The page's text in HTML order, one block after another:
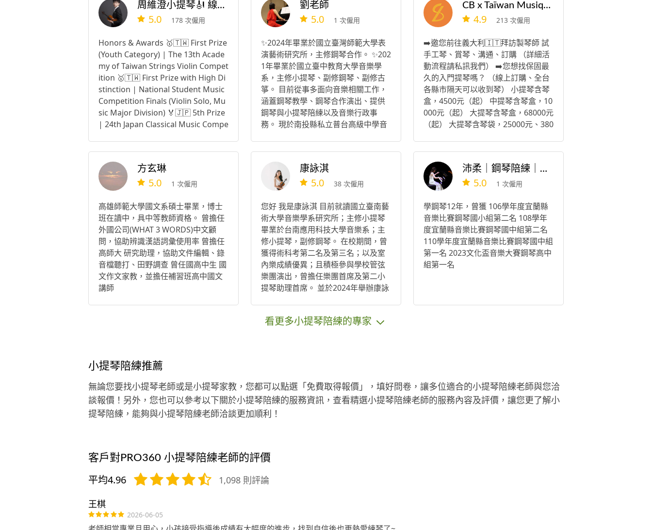
周維澄小提琴🎻 線上教學/比賽/升學/業餘興趣培養🎻
5.0 178 次僱用
Honors & Awards 🥇🇹🇼 First Prize
(Youth Category) | The 13th Acade
my of Taiwan Strings Violin Compet
ition 🥇🇹🇼 First Prize with High Di
stinction | National Student Music
Competition Finals (Violin Solo, Mu
sic Major Division) 🏅🇯🇵 5th Prize
| 24th Japan Classical Music Compe
三屆小提琴比賽 青年組第一名🥇 🇹🇼
全國學生音樂比賽大專A組小提琴全國
決賽特優第一名🥇 🇯🇵 第 24 回 日本
クラシック音楽コンクール 全国大会
ヴァイオリン部門 高校の部 第五位🏅
簡介： 周維澄小提琴家不僅擁有精湛
的技巧，在音樂詮釋上更有其獨特風
格。扣人心弦的演奏和精湛的教學，
獲得無數政商名流的強力推薦與肯
定，也特別受到神經顯微重建手術國
際權威-杜元坤的讚賞，同時也教導很
多名流的小孩、藝人明星等。 (自由、
劉老師
5.0 1 次僱用
✨2024年畢業於國立臺灣師範大學表
演藝術研究所，主修鋼琴合作。 ✨202
1年畢業於國立臺中教育大學音樂學
系，主修小提琴、副修鋼琴、副修古
箏。 目前從事多面向音樂相關工作，
涵蓋鋼琴教學、鋼琴合作演出、提供
鋼琴與小提琴陪練以及音樂行政事
務。 現於南投縣私立普台高級中學音
域中多元發展。
CB x Taïwan Musique
4.9 213 次僱用
➡️邀您前往義大利🇮🇹拜訪製琴師 試
手工琴、賞琴、溝通、訂購 （詳細活
動流程請私訊我們） ➡️您想找保固最
久的入門提琴嗎？ （線上訂購、全台
各縣市隔天可以收到琴） 小提琴含琴
盒，4500元（起） 中提琴含琴盒，10
000元（起） 大提琴含琴盒，68000元
（起） 大提琴含琴袋，25000元、380
琴、長笛、小喇叭、歌唱、聲樂、古
箏、吉他、編曲、作詞作曲老師 📍合
作老師分佈地區 台北、桃園、新竹、
台中 嘉義、台南、高雄、屏東
方玄琳
5.0 1 次僱用
高雄師範大學國文系碩士畢業，博士
班在讀中，具中等教師資格。 曾擔任
外國公司(WHAT 3 WORDS)中文顧
問，協助辨識漢語詞彙使用率 曾擔任
高師大 研究助理，協助文件編輯、錄
音檔聽打、田野調查 曾任國高中生 國
文作文家教，並擔任補習班高中國文
講師
康詠淇
5.0 38 次僱用
您好 我是康詠淇 目前就讀國立臺南藝
術大學音樂學系研究所；主修小提琴
畢業於台南應用科技大學音樂系；主
修小提琴，副修鋼琴。 在校期間，曾
獲得術科考第二名及第三名；以及室
內樂成績優異；且積極參與學校管弦
樂團演出，曾擔任樂團首席及第二小
提琴助理首席。 並於2024年舉辦康詠
藝術研究所。 💡《教學項目》 🎻 小提
的團體班擔任助教。 • 台南地區小提
琴、鋼琴家教 （七年教學經驗）（20
15至今） 自高中開始接觸一對一家
教， 教學過的學生已有50位，學生年
每年規劃一次學生發表會、不定期交
流會，讓學生除了在課堂上學習知識
外，也能透過實際上台的經驗，培養
表達能力，提升自信心，並從中感受
沛柔｜鋼琴陪練｜小提琴陪練｜鋼琴伴奏
5.0 1 次僱用
學鋼琴12年，曾獲 106學年度宜蘭縣
音樂比賽鋼琴國小組第二名 108學年
度宜蘭縣音樂比賽鋼琴國中組第二名
110學年度宜蘭縣音樂比賽鋼琴國中組
第一名 2023文化盃音樂大賽鋼琴高中
組第一名
看更多小提琴陪練的專家
小提琴陪練推薦
無論您要找小提琴老師或是小提琴家教，您都可以點選「免費取得報價」，填好問卷，讓多位適合的小提琴陪練老師與您洽
談報價！另外，您也可以參考以下關於小提琴陪練的服務資訊，查看精選小提琴陪練老師的服務內容及評價，讓您更了解小
提琴陪練，能夠與小提琴陪練老師洽談更加順利！
客戶對PRO360 小提琴陪練老師的評價
平均4.96 1,098 則評論
王棋
2026-06-05